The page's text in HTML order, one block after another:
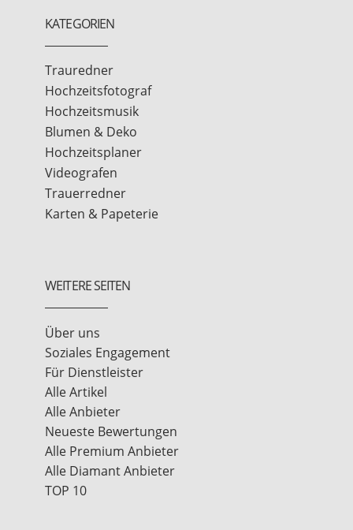
KATEGORIEN
Trauredner
Hochzeitsfotograf
Hochzeitsmusik
Blumen & Deko
Hochzeitsplaner
Videografen
Trauerredner
Karten & Papeterie
WEITERE SEITEN
Über uns
Soziales Engagement
Für Dienstleister
Alle Artikel
Alle Anbieter
Neueste Bewertungen
Alle Premium Anbieter
Alle Diamant Anbieter
TOP 10